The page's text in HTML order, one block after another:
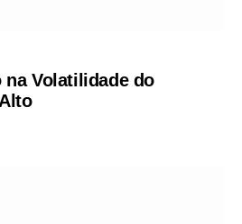
na Volatilidade do